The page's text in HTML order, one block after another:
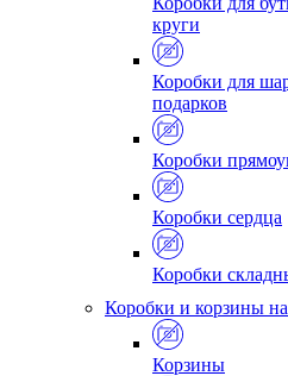
круги
Коробки для
подарков
Коробки
Коробки сердца
Коробки
Коробки и корзины
Корзины